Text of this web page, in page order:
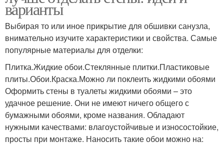
варианты
Выбирая то или иное прикрытие для обшивки санузла,
внимательно изучите характеристики и свойства. Самые
популярные материалы для отделки:
Плитка.Жидкие обои.Стеклянные плитки.Пластиковые
плиты.Обои.Краска.Можно ли поклеить жидкими обоями
Оформить стены в туалеты жидкими обоями – это
удачное решение. Они не имеют ничего общего с
бумажными обоями, кроме названия. Обладают
нужными качествами: влагоустойчивые и износостойкие,
просты при монтаже. Наносить такие обои можно на: